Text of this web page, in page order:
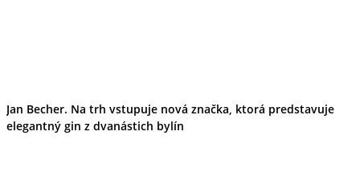
Jan Becher. Na trh vstupuje nová značka, ktorá predstavuje
elegantný gin z dvanástich bylín